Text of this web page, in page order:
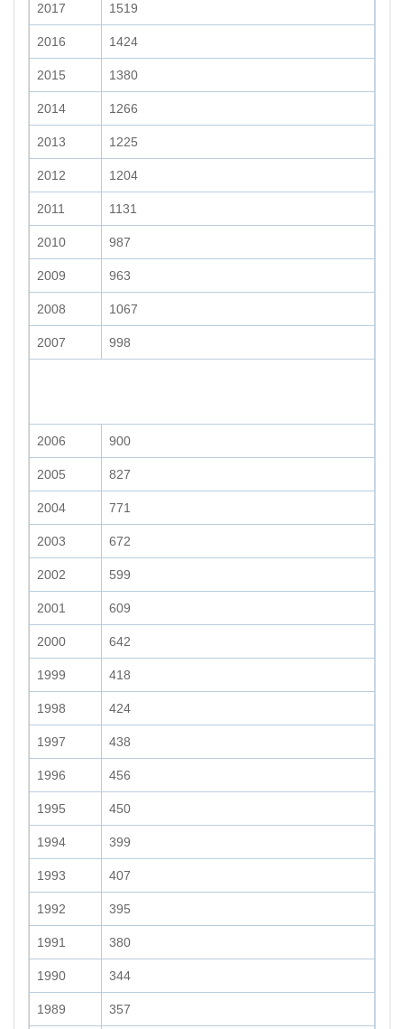
2017 1519
2016 1424
2015 1380
2014 1266
2013 1225
2012 1204
2011 1131
2010 987
2009 963
2008 1067
2007 998
2006 900
2005 827
2004 771
2003 672
2002 599
2001 609
2000 642
1999 418
1998 424
1997 438
1996 456
1995 450
1994 399
1993 407
1992 395
1991 380
1990 344
1989 357